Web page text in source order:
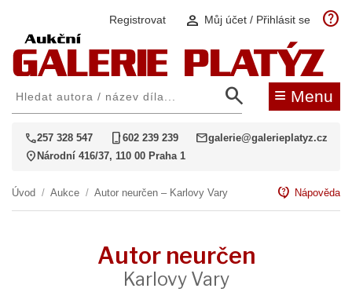
Registrovat person Můj účet / Přihlásit se help
search ≡ Menu
call257 328 547 phone_iphone602 239 239 mailgalerie@galerieplatyz.cz
location_on Národní 416/37, 110 00 Praha 1
Úvod / Aukce / Autor neurčen – Karlovy Vary contact_support Nápověda
Autor neurčen
Karlovy Vary